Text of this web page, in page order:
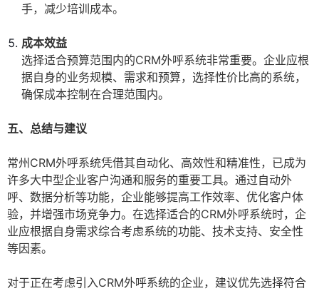
手，减少培训成本。
成本效益
选择适合预算范围内的CRM外呼系统非常重要。企业应根
据自身的业务规模、需求和预算，选择性价比高的系统，
确保成本控制在合理范围内。
五、总结与建议
常州CRM外呼系统凭借其自动化、高效性和精准性，已成为
许多大中型企业客户沟通和服务的重要工具。通过自动外
呼、数据分析等功能，企业能够提高工作效率、优化客户体
验，并增强市场竞争力。在选择适合的CRM外呼系统时，企
业应根据自身需求综合考虑系统的功能、技术支持、安全性
等因素。
对于正在考虑引入CRM外呼系统的企业，建议优先选择符合